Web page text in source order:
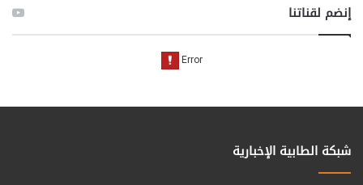
إنضم لقناتنا
شبكة الطابية الإخبارية